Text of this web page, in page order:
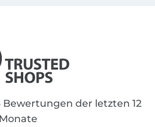
Bewertungen der letzten 12
Monate